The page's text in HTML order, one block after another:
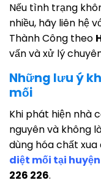
Nếu tình trạng
nhiều, hãy liên hệ
Thành Công theo
vấn và xử lý
Những lưu ý
mối
Khi phát hiện nhà
nguyên và không
dùng hóa chất
diệt mối tại
226 226.